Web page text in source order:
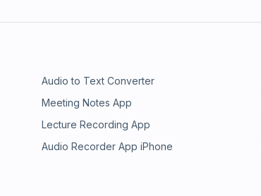
Audio to Text Converter
Meeting Notes App
Lecture Recording App
Audio Recorder App iPhone